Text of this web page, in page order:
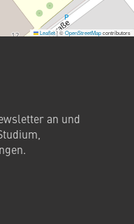
Leaflet|©OpenStreetMapcontributors
an und